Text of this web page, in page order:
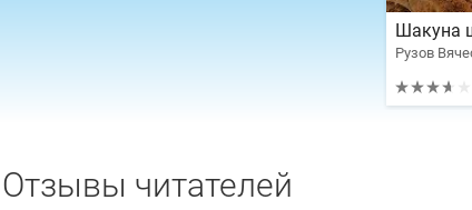
Отзывы читателей